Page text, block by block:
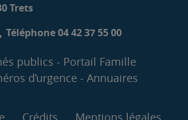
Trets
Téléphone 04 42 37 55 00
publics
Portail Famille
d’urgence
Annuaires
Crédits Mentions légales